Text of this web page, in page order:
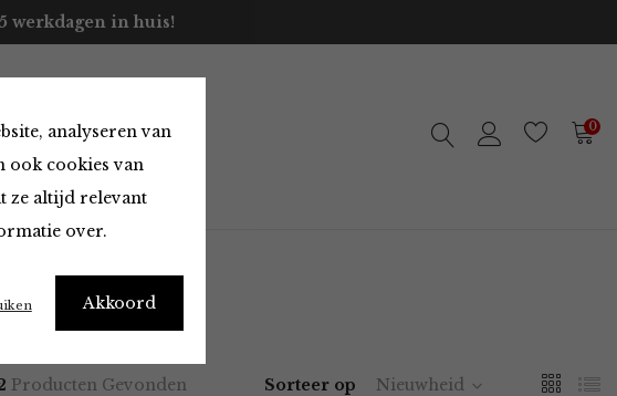
analyseren van
ook cookies van
ze altijd relevant
over.
Akkoord
werkdagen in huis!
0
Producten Gevonden Sorteer op Nieuwheid